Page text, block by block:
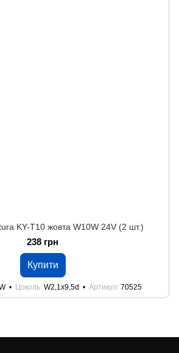
KY-Т10 жовта W10W 24V (2 шт.)
238 грн
Купити
Цоколь W2,1x9,5d Артикул 70525